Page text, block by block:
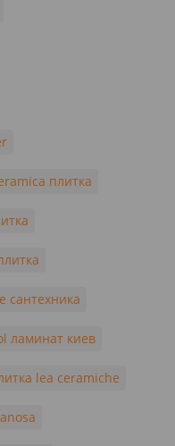
плитка
сантехника
ламинат киев
lea ceramiche